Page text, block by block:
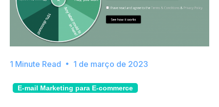
1 de março de 2023
E-mail Marketing para E-commerce